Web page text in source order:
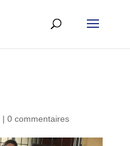
| 0 commentaires